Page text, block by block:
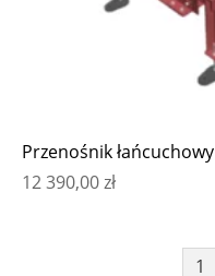
Przenośnik łańcuchowy
12 390,00zł
1